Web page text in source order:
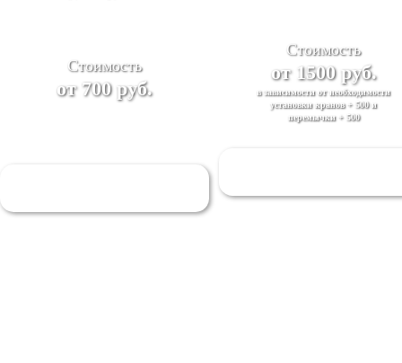
Стоимость
от 700 руб.
Стоимость
от 1500 руб.
в зависимости от необходимости
установки кранов + 500 и
перемычки + 500